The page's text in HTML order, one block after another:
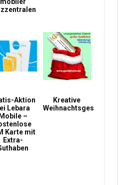
mobiler
Aktion
Lebara
Mobile –
Karte mit
Extra-
Kreative
Weihnachtsgeschenke